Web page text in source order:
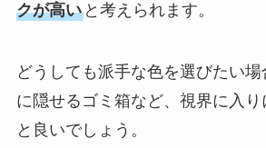
クが高いと考えられます。
どうしても派手な色を選びたい
に隠せるゴミ箱など、視界に入
と良いでしょう。